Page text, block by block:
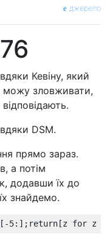
джерело
Кевіну, який
можу зловживати,
DSM.
прямо зараз.
а потім
додавши їх до
знайдемо.